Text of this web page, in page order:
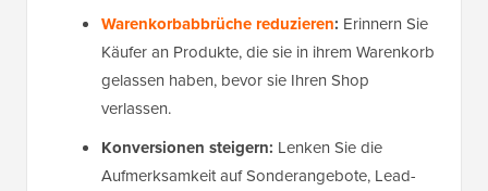
Warenkorbabbrüche reduzieren: Erinnern Sie
Käufer an Produkte, die sie in ihrem Warenkorb
gelassen haben, bevor sie Ihren Shop
verlassen.
Konversionen steigern: Lenken Sie die
Aufmerksamkeit auf Sonderangebote, Lead-